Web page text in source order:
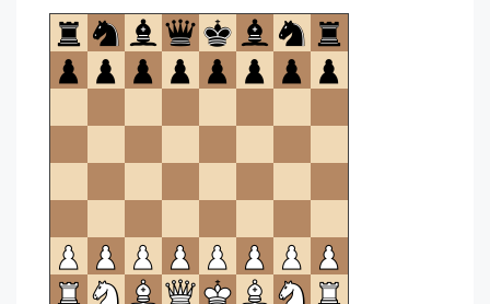
om
te
openen.